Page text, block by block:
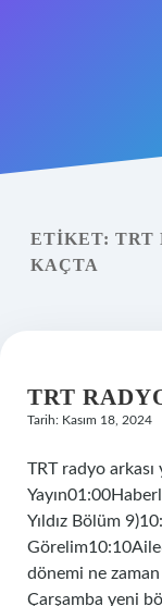
Yasal Uyarı
ETIKET: TRT
KAÇTA
TRT
Tarih: Kasım 18, 2024
TRT radyo arkası
Yıldız Bölüm
dönemi ne zaman
Çarşamba yeni